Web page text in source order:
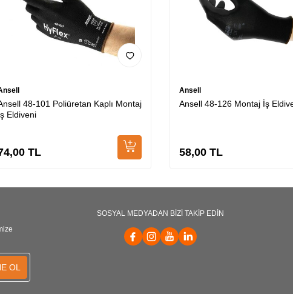
48-101 Poliüretan Kaplı Montaj
Eldiveni
TL
Ansell
Ansell 48-126 Montaj İş
58,00 TL
OL
SOSYAL MEDYADAN BİZİ TAKİP EDİN